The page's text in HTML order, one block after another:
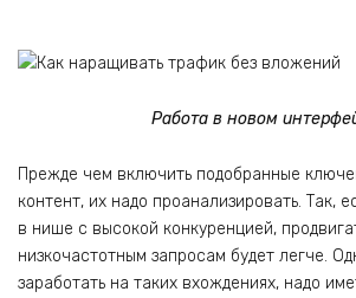
Работа в новом
Прежде чем включить подобранные
контент, их надо проанализировать. Так,
в нише с высокой конкуренцией,
низкочастотным запросам будет легче.
заработать на таких вхождениях, надо